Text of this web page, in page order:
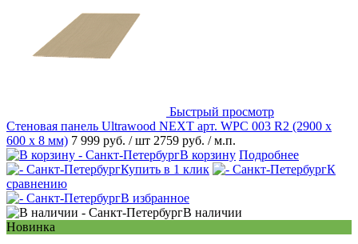
Быстрый просмотр
Стеновая панель Ultrawood NEXT арт. WPC 003 R2 (2900 х
600 х 8 мм) 7 999 руб. / шт 2759 руб. / м.п.
В корзину Подробнее
Купить в 1 клик
К
сравнению
В избранное
В наличии
Новинка